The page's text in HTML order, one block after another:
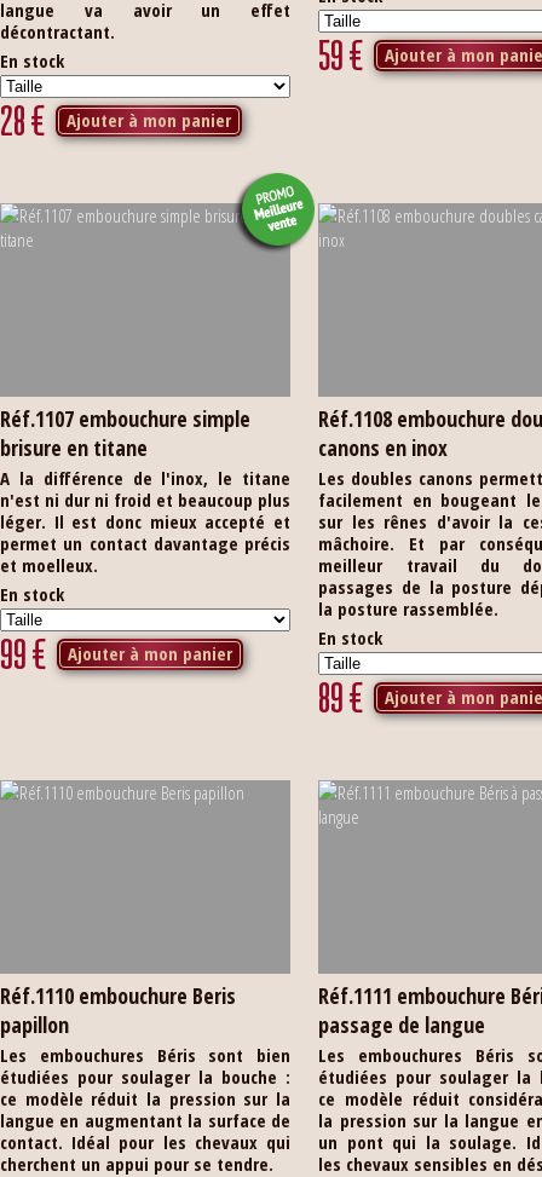
langue va avoir un effet
décontractant.
En stock
28€ Ajouter à mon panier
59€ Ajouter à mon
Réf.1107 embouchure simple
brisure en titane
A la différence de l'inox, le titane
n'est ni dur ni froid et beaucoup plus
léger. Il est donc mieux accepté et
permet un contact davantage précis
et moelleux.
En stock
99€ Ajouter à mon panier
Réf.1108 embouchure
canons en inox
Les doubles canons
facilement en bougeant
sur les rênes d'avoir la
mâchoire. Et par
meilleur travail du
passages de la posture
la posture rassemblée.
En stock
89€ Ajouter à mon
Réf.1110 embouchure Beris
papillon
Les embouchures Béris sont bien
étudiées pour soulager la bouche :
ce modèle réduit la pression sur la
langue en augmentant la surface de
contact. Idéal pour les chevaux qui
cherchent un appui pour se tendre.
Réf.1111 embouchure
passage de langue
Les embouchures Béris
étudiées pour soulager la
ce modèle réduit
la pression sur la langue
un pont qui la soulage.
les chevaux sensibles en